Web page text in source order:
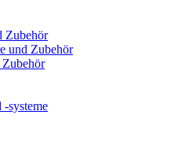
Zubehör
und Zubehör
-systeme